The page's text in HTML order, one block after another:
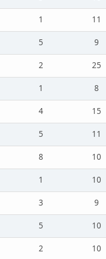
1
11
5
9
2
25
1
8
4
15
5
11
8
10
1
10
3
9
5
10
2
10